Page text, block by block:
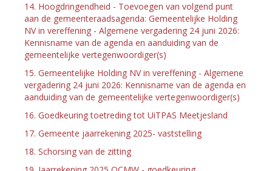
14. Hoogdringendheid - Toevoegen van volgend punt
aan de gemeenteraadsagenda: Gemeentelijke Holding
NV in vereffening - Algemene vergadering 24 juni 2026:
Kennisname van de agenda en aanduiding van de
gemeentelijke vertegenwoordiger(s)
15. Gemeentelijke Holding NV in vereffening - Algemene
vergadering 24 juni 2026: Kennisname van de agenda en
aanduiding van de gemeentelijke vertegenwoordiger(s)
16. Goedkeuring toetreding tot UiTPAS Meetjesland
17. Gemeente jaarrekening 2025- vaststelling
18. Schorsing van de zitting